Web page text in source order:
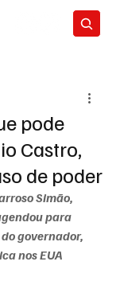
pode
Castro,
de poder
Simão,
para
governador,
nos EUA